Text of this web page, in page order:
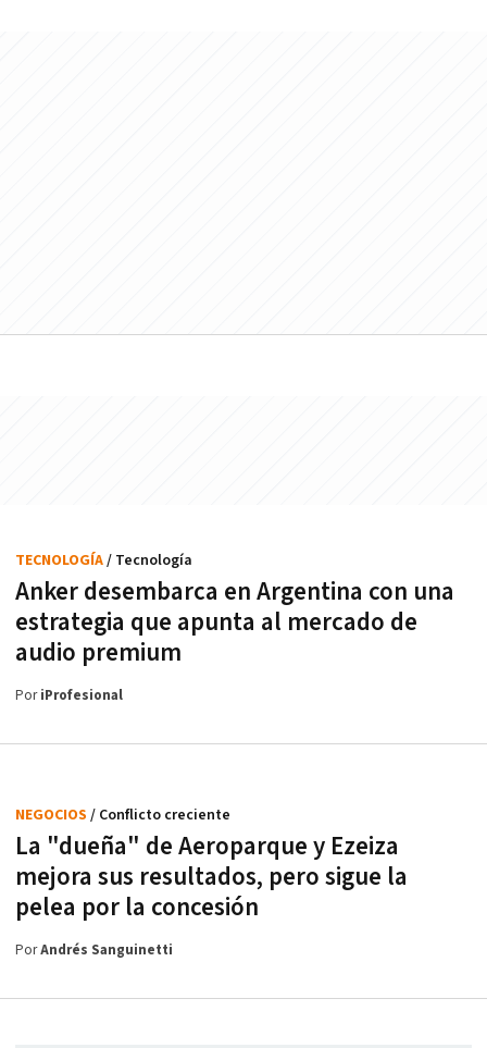
Anker desembarca en Argentina con una
estrategia que apunta al mercado de
audio premium
TECNOLOGÍA/ Tecnología
PoriProfesional
La "dueña" de Aeroparque y Ezeiza
mejora sus resultados, pero sigue la
pelea por la concesión
NEGOCIOS / Conflicto creciente
PorAndrés Sanguinetti